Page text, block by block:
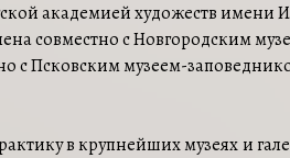
академией художеств имени
совместно с Новгородским
с Псковским музеем-
в крупнейших музеях и